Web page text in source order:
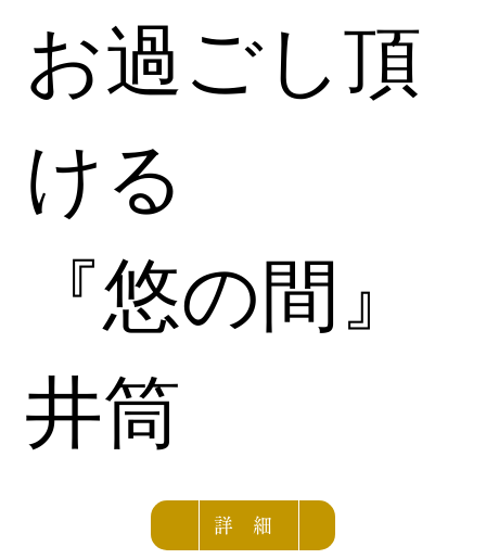
詳 細
お過ごし頂
ける
『悠の間』
井筒
<